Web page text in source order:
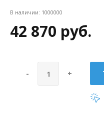
В наличии: 1000000
42 870 руб.
- +